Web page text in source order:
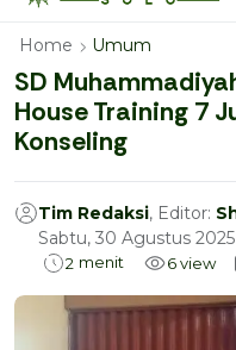
Home Umum
SD
House Training 7
Konseling
Tim Redaksi, Editor:
Sabtu, 30 Agustus
2 menit 6view